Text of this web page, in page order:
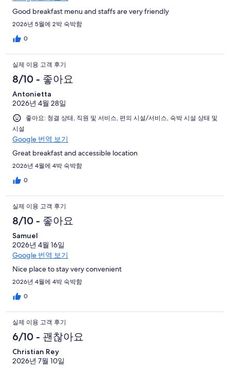
Good breakfast menu and staffs are very friendly
2026년 5월에 2박 숙박함
0
실제 이용 고객 후기
8/10 - 좋아요
Antonietta
2026년 4월 28일
좋아요: 청결 상태, 직원 및 서비스, 편의 시설/서비스, 숙박 시설 상태 및
시설
Google 번역 보기
Great breakfast and accessible location
2026년 4월에 4박 숙박함
0
실제 이용 고객 후기
8/10 - 좋아요
Samuel
2026년 4월 16일
Google 번역 보기
Nice place to stay very convenient
2026년 4월에 4박 숙박함
0
실제 이용 고객 후기
6/10 - 괜찮아요
Christian Rey
2026년 7월 10일